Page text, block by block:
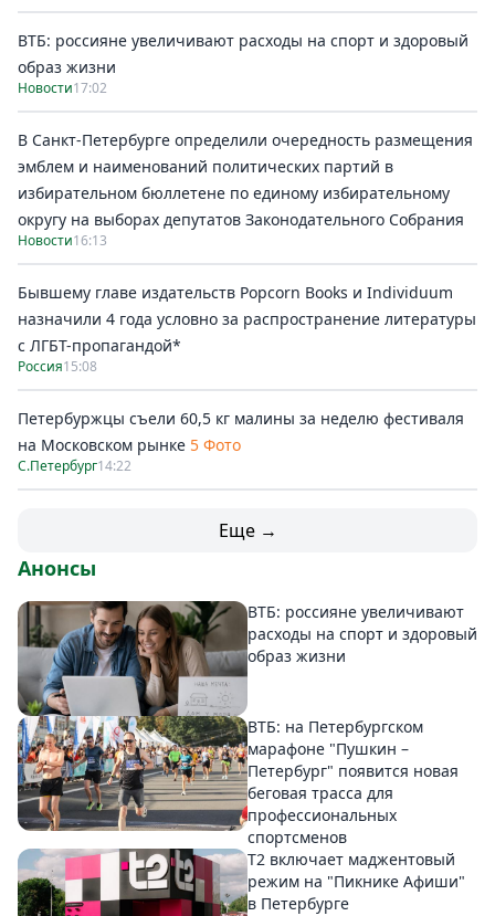
ВТБ: россияне увеличивают расходы на спорт и здоровый
образ жизни
Новости17:02
В Санкт-Петербурге определили очередность размещения
эмблем и наименований политических партий в
избирательном бюллетене по единому избирательному
округу на выборах депутатов Законодательного Собрания
Новости16:13
Бывшему главе издательств Popcorn Books и Individuum
назначили 4 года условно за распространение литературы
с ЛГБТ-пропагандой*
Россия15:08
Петербуржцы съели 60,5 кг малины за неделю фестиваля
на Московском рынке 5 Фото
С.Петербург14:22
Еще →
Анонсы
ВТБ: россияне увеличивают
расходы на спорт и здоровый
образ жизни
ВТБ: на Петербургском
марафоне "Пушкин –
Петербург" появится новая
беговая трасса для
профессиональных
спортсменов
Т2 включает маджентовый
режим на "Пикнике Афиши"
в Петербурге